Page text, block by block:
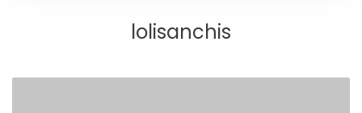
lolisanchis